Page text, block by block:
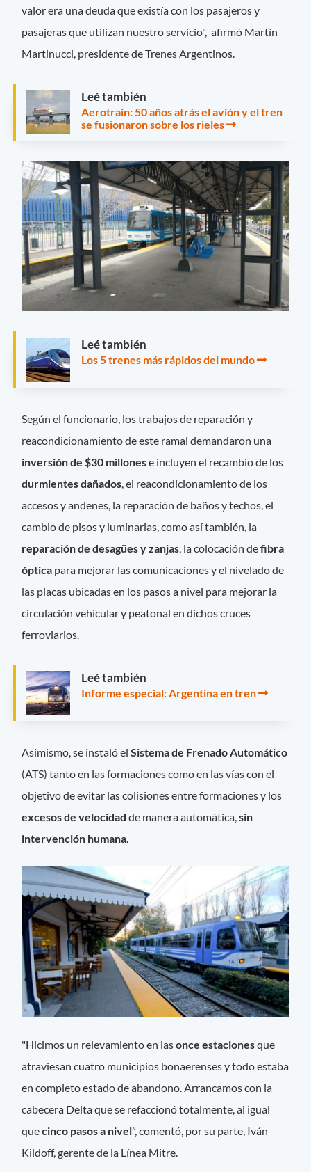
valor era una deuda que existía con los pasajeros y
pasajeras que utilizan nuestro servicio", afirmó Martín
Martinucci, presidente de Trenes Argentinos.
Leé también
Aerotrain: 50 años atrás el avión y el tren
se fusionaron sobre los rieles
Leé también
Los 5 trenes más rápidos del mundo
Según el funcionario, los trabajos de reparación y
reacondicionamiento de este ramal demandaron una
inversión de $30 millonese incluyen el recambio de los
durmientes dañados , el reacondicionamiento de los
accesos y andenes, la reparación de baños y techos, el
cambio de pisos y luminarias, como así también, la
reparación de desagües y zanjas , la colocación defibra
óptica para mejorar las comunicaciones y el nivelado de
las placas ubicadas en los pasos a nivel para mejorar la
circulación vehicular y peatonal en dichos cruces
ferroviarios.
Leé también
Informe especial: Argentina en tren
Asimismo, se instaló elSistema de Frenado Automático
(ATS) tanto en las formaciones como en las vías con el
objetivo de evitar las colisiones entre formaciones y los
excesos de velocidad de manera automática,sin
intervención humana.
"Hicimos un relevamiento en lasonce estacionesque
atraviesan cuatro municipios bonaerenses y todo estaba
en completo estado de abandono. Arrancamos con la
cabecera Delta que se refaccionó totalmente, al igual
quecinco pasos a nivel”, comentó, por su parte, Iván
Kildoff, gerente de la Línea Mitre.